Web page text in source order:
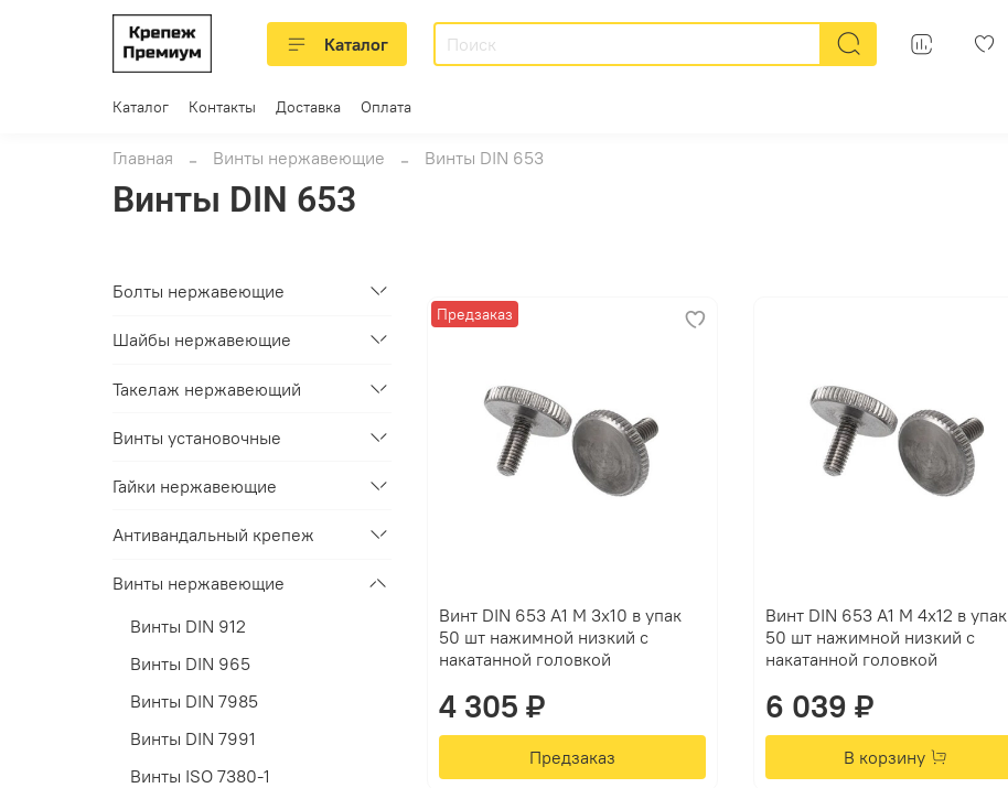
Каталог
Каталог Контакты Доставка Оплата
Главная Винты нержавеющие Винты DIN 653
Винты DIN 653
Предзаказ
Винт DIN 653 А1 M 3х10 в упак
50 шт нажимной низкий с
накатанной головкой
4 305 ₽
Предзаказ
Винт DIN 653 А1 M 4х12 в упак
50 шт нажимной низкий с
накатанной головкой
6 039 ₽
В корзину
Болты нержавеющие
Шайбы нержавеющие
Такелаж нержавеющий
Винты установочные
Гайки нержавеющие
Антивандальный крепеж
Винты нержавеющие
Винты DIN 912
Винты DIN 965
Винты DIN 7985
Винты DIN 7991
Винты ISO 7380-1